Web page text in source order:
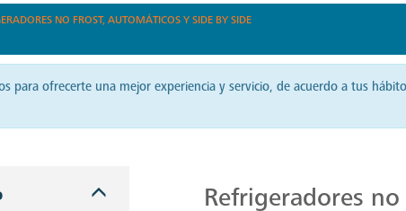
NO FROST, AUTOMÁTICOS Y SIDE BY SIDE
para ofrecerte una mejor experiencia y servicio, de acuerdo a tus
Refrigeradores